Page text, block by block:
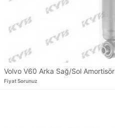
Volvo V60 Arka Sağ/Sol Amortisör
Fiyat Sorunuz